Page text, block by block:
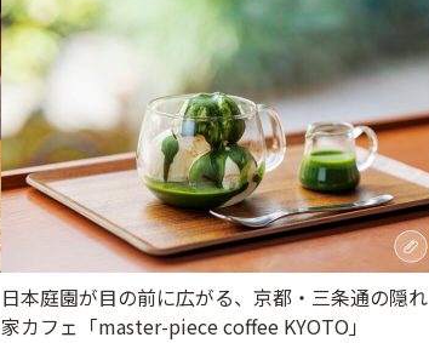
日本庭園が目の前に広がる、京都・三条通の隠れ
家カフェ「master-piece coffee KYOTO」